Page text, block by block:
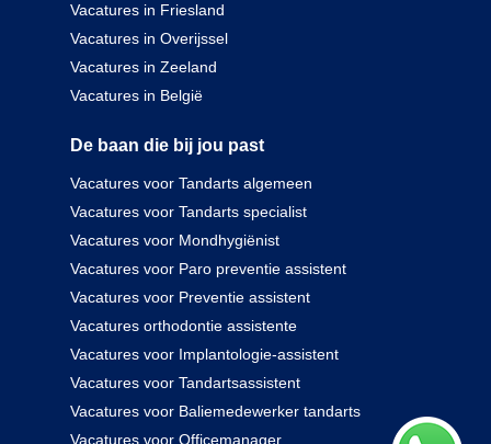
Vacatures in Friesland
Vacatures in Overijssel
Vacatures in Zeeland
Vacatures in België
De baan die bij jou past
Vacatures voor Tandarts algemeen
Vacatures voor Tandarts specialist
Vacatures voor Mondhygiënist
Vacatures voor Paro preventie assistent
Vacatures voor Preventie assistent
Vacatures orthodontie assistente
Vacatures voor Implantologie-assistent
Vacatures voor Tandartsassistent
Vacatures voor Baliemedewerker tandarts
Vacatures voor Officemanager